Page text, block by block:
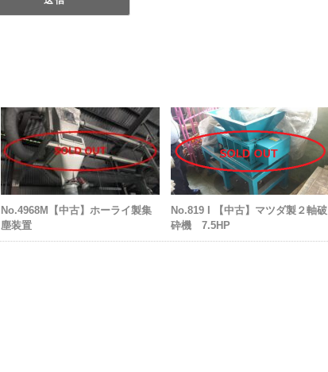
No.4968M【中古】ホーライ製集
塵装置
No.819 I 【中古】マツダ製２軸破
砕機 7.5HP